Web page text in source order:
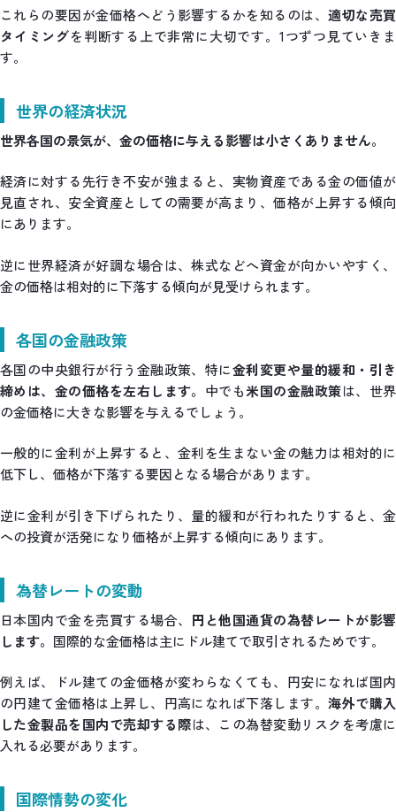
これらの要因が金価格へどう影響するかを知るのは、適切な売買
タイミングを判断する上で非常に大切です。1つずつ見ていきま
す。
世界の経済状況
世界各国の景気が、金の価格に与える影響は小さくありません。
経済に対する先行き不安が強まると、実物資産である金の価値が
見直され、安全資産としての需要が高まり、価格が上昇する傾向
にあります。
逆に世界経済が好調な場合は、株式などへ資金が向かいやすく、
金の価格は相対的に下落する傾向が見受けられます。
各国の金融政策
各国の中央銀行が行う金融政策、特に金利変更や量的緩和・引き
締めは、金の価格を左右します。 中でも米国の金融政策は、世界
の金価格に大きな影響を与えるでしょう。
一般的に金利が上昇すると、金利を生まない金の魅力は相対的に
低下し、価格が下落する要因となる場合があります。
逆に金利が引き下げられたり、量的緩和が行われたりすると、金
への投資が活発になり価格が上昇する傾向にあります。
為替レートの変動
日本国内で金を売買する場合、 円と他国通貨の為替レートが影響
します。 国際的な金価格は主にドル建てで取引されるためです。
例えば、ドル建ての金価格が変わらなくても、円安になれば国内
の円建て金価格は上昇し、円高になれば下落します。海外で購入
した金製品を国内で売却する際は、この為替変動リスクを考慮に
入れる必要があります。
国際情勢の変化